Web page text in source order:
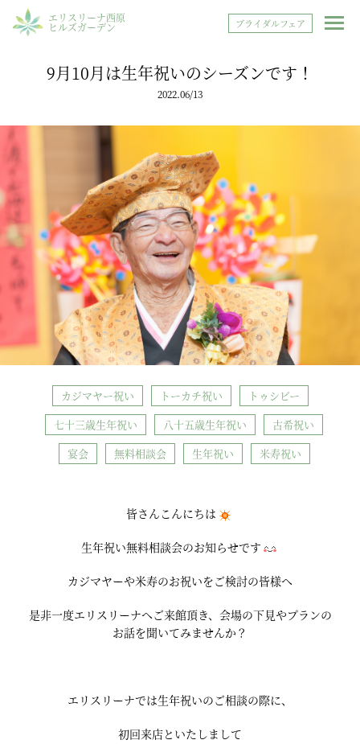
エリスリーナ西原
ヒルズガーデン ブライダルフェア
9月10月は生年祝いのシーズンです！
2022.06/13
カジマヤー祝い トーカチ祝い
トゥシビー
七十三歳生年祝い
八十五歳生年祝い
古希祝い
宴会
無料相談会 生年祝い 米寿祝い
皆さんこんにちは
生年祝い無料相談会のお知らせです
カジマヤーや米寿のお祝いをご検討の皆様へ
是非一度エリスリーナへご来館頂き、会場の下見やプランの
お話を聞いてみませんか？
エリスリーナでは生年祝いのご相談の際に、
初回来店といたしまして